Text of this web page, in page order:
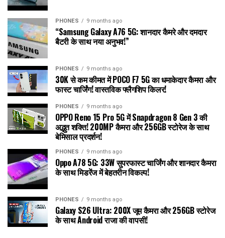
PHONES 9 months ago
“Samsung Galaxy A76 5G: शानदार कैमरे और दमदार
बैटरी के साथ नया अनुभव!”
PHONES 9 months ago
30K से कम कीमत में POCO F7 5G का धमाकेदार कैमरा और
फास्ट चार्जिंग! वास्तविक फ्लैगशिप किलर!
PHONES 9 months ago
OPPO Reno 15 Pro 5G में Snapdragon 8 Gen 3 की
अद्भुत शक्ति! 200MP कैमरा और 256GB स्टोरेज के साथ
बेमिसाल प्रदर्शन!
PHONES 9 months ago
Oppo A78 5G: 33W सुपरफास्ट चार्जिंग और शानदार कैमरा
के साथ मिडरेंज में बेहतरीन विकल्प!
PHONES 9 months ago
Galaxy S26 Ultra: 200X जूम कैमरा और 256GB स्टोरेज
के साथ Android राजा की वापसी!